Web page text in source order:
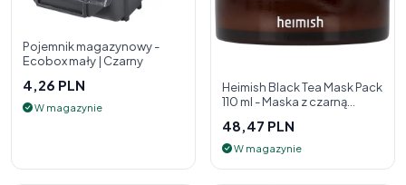
Pojemnik magazynowy -
Ecobox mały | Czarny
4,26 PLN
W magazynie
Heimish Black Tea Mask Pack
110 ml - Maska z czarną
48,47 PLN
W magazynie